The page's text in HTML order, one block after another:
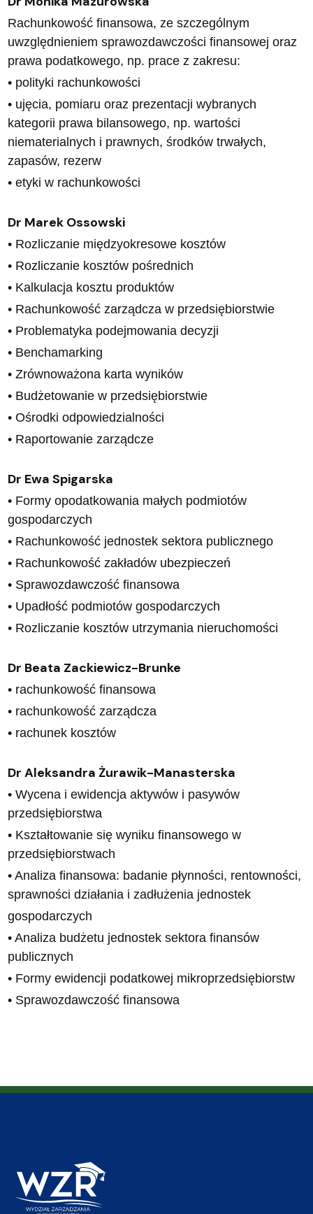
Rachunkowość finansowa, ze szczególnym
uwzględnieniem sprawozdawczości finansowej oraz
prawa podatkowego, np. prace z zakresu:
• polityki rachunkowości
• ujęcia, pomiaru oraz prezentacji wybranych
kategorii prawa bilansowego, np. wartości
niematerialnych i prawnych, środków trwałych,
zapasów, rezerw
• etyki w rachunkowości
Dr Marek Ossowski
• Rozliczanie międzyokresowe kosztów
• Rozliczanie kosztów pośrednich
• Kalkulacja kosztu produktów
• Rachunkowość zarządcza w przedsiębiorstwie
• Problematyka podejmowania decyzji
• Benchamarking
• Zrównoważona karta wyników
• Budżetowanie w przedsiębiorstwie
• Ośrodki odpowiedzialności
• Raportowanie zarządcze
Dr Ewa Spigarska
• Formy opodatkowania małych podmiotów
gospodarczych
• Rachunkowość jednostek sektora publicznego
• Rachunkowość zakładów ubezpieczeń
• Sprawozdawczość finansowa
• Upadłość podmiotów gospodarczych
• Rozliczanie kosztów utrzymania nieruchomości
Dr Beata Zackiewicz-Brunke
• rachunkowość finansowa
• rachunkowość zarządcza
• rachunek kosztów
Dr Aleksandra Żurawik-Manasterska
• Wycena i ewidencja aktywów i pasywów
przedsiębiorstwa
• Kształtowanie się wyniku finansowego w
przedsiębiorstwach
• Analiza finansowa: badanie płynności, rentowności,
sprawności działania i zadłużenia jednostek
gospodarczych
• Analiza budżetu jednostek sektora finansów
publicznych
• Formy ewidencji podatkowej mikroprzedsiębiorstw
• Sprawozdawczość finansowa